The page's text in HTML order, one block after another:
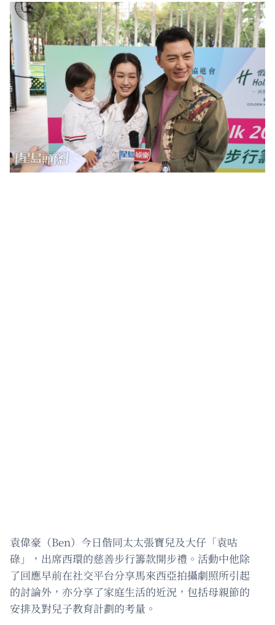
袁偉豪（Ben）今日偕同太太張寶兒及大仔「袁咕
碌」，出席西環的慈善步行籌款開步禮。活動中他除
了回應早前在社交平台分享馬來西亞拍攝劇照所引起
的討論外，亦分享了家庭生活的近況，包括母親節的
安排及對兒子教育計劃的考量。